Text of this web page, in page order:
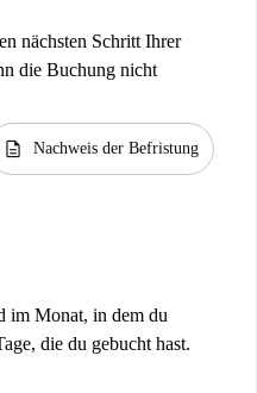
nächsten Schritt Ihrer
die Buchung nicht
description Nachweis der Befristung
im Monat, in dem du
die du gebucht hast.